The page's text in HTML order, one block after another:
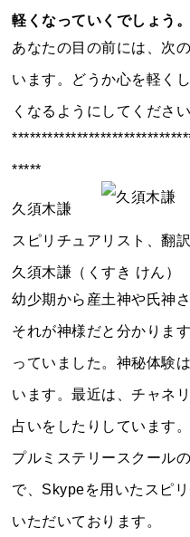
軽くなっていくでしょう。
あなたの目の前には、次
います。どうか心を軽く
くなるようにしてください
*****
久須木謙
スピリチュアリスト、翻
久須木謙（くすき けん）
幼少期から産土神や氏神
それが神様だと分かりま
っていました。神秘体験
います。最近は、チャネ
占いをしたりしています
プルミステリースクール
で、Skypeを用いたスピ
いただいております。